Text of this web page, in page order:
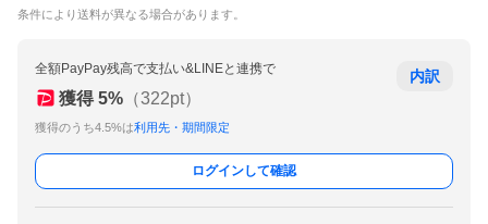
条件により送料が異なる場合があります。
全額PayPay残高で支払い&LINEと連携で
獲得 5% （322pt）
獲得のうち4.5%は利用先・期間限定
内訳
ログインして確認